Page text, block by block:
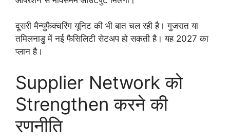
दूसरी मैन्युफैक्चरिंग यूनिट की भी बात चल रही है। गुजरात या
तमिलनाडु में नई फैसिलिटी सेटअप हो सकती है। यह 2027 का
प्लान है।
Supplier Network को
Strengthen करने की
रणनीति